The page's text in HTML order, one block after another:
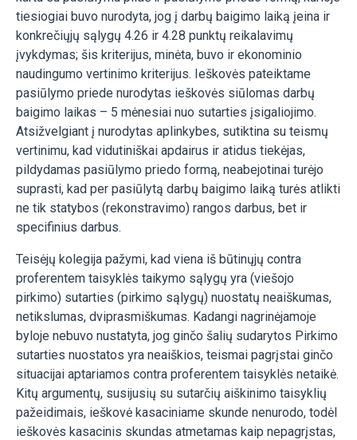
tiesiogiai buvo nurodyta, jog į darbų baigimo laiką įeina ir
konkrečiųjų sąlygų 4.26 ir 4.28 punktų reikalavimų
įvykdymas; šis kriterijus, minėta, buvo ir ekonominio
naudingumo vertinimo kriterijus. Ieškovės pateiktame
pasiūlymo priede nurodytas ieškovės siūlomas darbų
baigimo laikas – 5 mėnesiai nuo sutarties įsigaliojimo.
Atsižvelgiant į nurodytas aplinkybes, sutiktina su teismų
vertinimu, kad vidutiniškai apdairus ir atidus tiekėjas,
pildydamas pasiūlymo priedo formą, neabejotinai turėjo
suprasti, kad per pasiūlytą darbų baigimo laiką turės atlikti
ne tik statybos (rekonstravimo) rangos darbus, bet ir
specifinius darbus.
Teisėjų kolegija pažymi, kad viena iš būtinųjų contra
proferentem taisyklės taikymo sąlygų yra (viešojo
pirkimo) sutarties (pirkimo sąlygų) nuostatų neaiškumas,
netikslumas, dviprasmiškumas. Kadangi nagrinėjamoje
byloje nebuvo nustatyta, jog ginčo šalių sudarytos Pirkimo
sutarties nuostatos yra neaiškios, teismai pagrįstai ginčo
situacijai aptariamos contra proferentem taisyklės netaikė.
Kitų argumentų, susijusių su sutarčių aiškinimo taisyklių
pažeidimais, ieškovė kasaciniame skunde nenurodo, todėl
ieškovės kasacinis skundas atmetamas kaip nepagrįstas,